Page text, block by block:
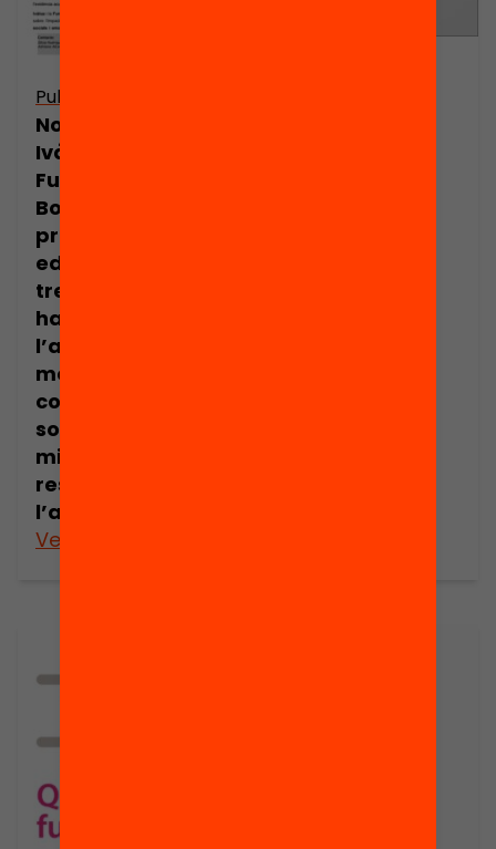
Publicació
Nota de premsa.
Ivàlua i la
Fundació Jaume
Bofill. Els
programes
educatius que
treballen
habilitats com
l’autonomia, la
motivació o les
competències
socioemocionals
milloren els
resultats de
l’alumnat
Veure’n més